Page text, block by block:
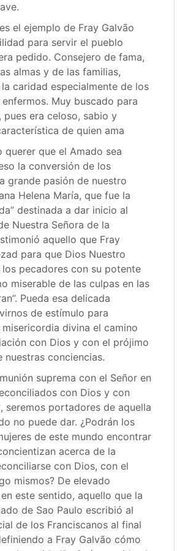
el ejemplo de Fray Galvão
para servir el pueblo
pedido. Consejero de fama,
almas y de las familias,
caridad especialmente de los
Muy buscado para
pues era celoso, sabio y
de quien ama
querer que el Amado sea
la conversión de los
grande pasión de nuestro
Helena María, que fue la
destinada a dar inicio al
Nuestra Señora de la
aquello que Fray
para que Dios Nuestro
los pecadores con su potente
miserable de las culpas en las
Pueda esa delicada
de estímulo para
divina el camino
con Dios y con el prójimo
nuestras conciencias.
suprema con el Señor en
con Dios y con
seremos portadores de aquella
no puede dar. ¿Podrán los
de este mundo encontrar
acerca de la
con Dios, con el
mismos? De elevado
este sentido, aquello que la
de Sao Paulo escribió al
de los Franciscanos al final
a Fray Galvão cómo